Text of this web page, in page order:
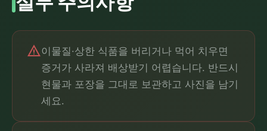
warning이물질·상한 식품을 버리거나 먹어 치우면
증거가 사라져 배상받기 어렵습니다. 반드시
현물과 포장을 그대로 보관하고 사진을 남기
세요.